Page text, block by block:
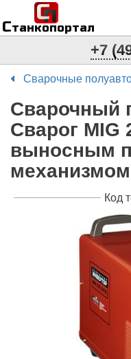
Станкопортал
п
С
+7
Сварочные
Сварочный
Сварог MIG
выносным
Код